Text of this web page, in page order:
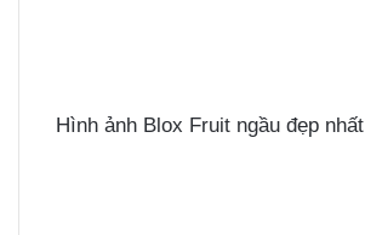
Hình ảnh Blox Fruit ngầu đẹp nhất